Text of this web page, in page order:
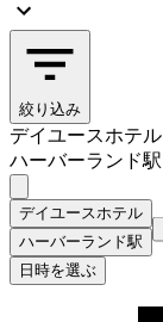
絞り込み
デイユースホテル
ハーバーランド駅
デイユースホテル
ハーバーランド駅
日時を選ぶ